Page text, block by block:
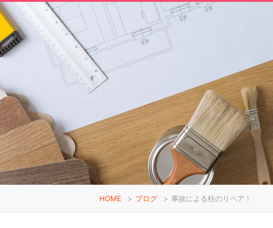
HOME > ブログ > 事故による柱のリペア！